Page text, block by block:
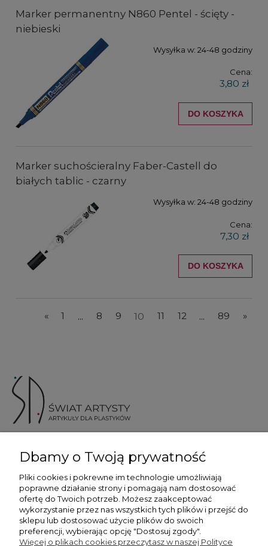
Marker permanentny N860 Pentel - ścięty -
niebieski
Wysyłka w: 24-48 godziny
Cena:
3,80 zł
DO KOSZYKA
Marker suchościeralny Faber-Castell do
białych tablic - czarny
Wysyłka w: 24-48 godziny
Cena:
7,30 zł
DO KOSZYKA
« 1 ... 8 9 10 11 12 ... 89 »
Więcej informacji
Płatność i dostawa
Dbamy o Twoją prywatność
Pliki cookies i pokrewne im technologie umożliwiają
poprawne działanie strony i pomagają nam dostosować
ofertę do Twoich potrzeb. Możesz zaakceptować
wykorzystanie przez nas wszystkich tych plików i przejść do
sklepu lub dostosować użycie plików do swoich
preferencji, wybierając opcję "Dostosuj zgody".
Więcej o plikach cookies przeczytasz w naszej Polityce